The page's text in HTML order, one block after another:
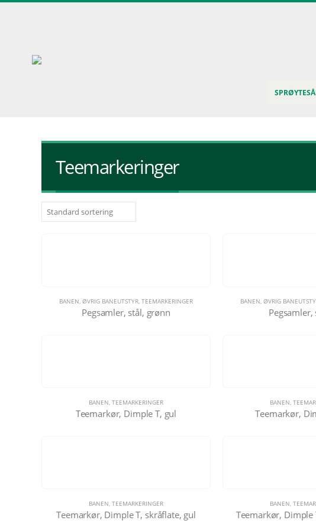
Teemarkeringer
BANEN, ØVRIG BANEUTSTYR, TEEMARKERINGER
Pegsamler, stål, grønn
BANEN, ØVRIG
Pegsamler,
BANEN, TEEMARKERINGER
Teemarkør, Dimple T, gul
BANEN,
Teemarkør,
BANEN, TEEMARKERINGER
Teemarkør, Dimple T, skråflate, gul
BANEN,
Teemarkør, Dimple